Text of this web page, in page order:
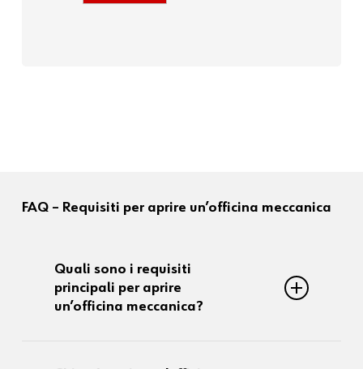
FAQ – Requisiti per aprire un’officina meccanica
Quali sono i requisiti
principali per aprire
un’officina meccanica?